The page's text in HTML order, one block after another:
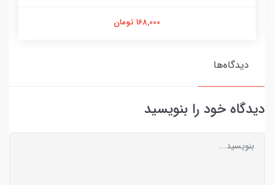
168,000 تومان
دیدگاه‌ها
دیدگاه خود را بنویسید